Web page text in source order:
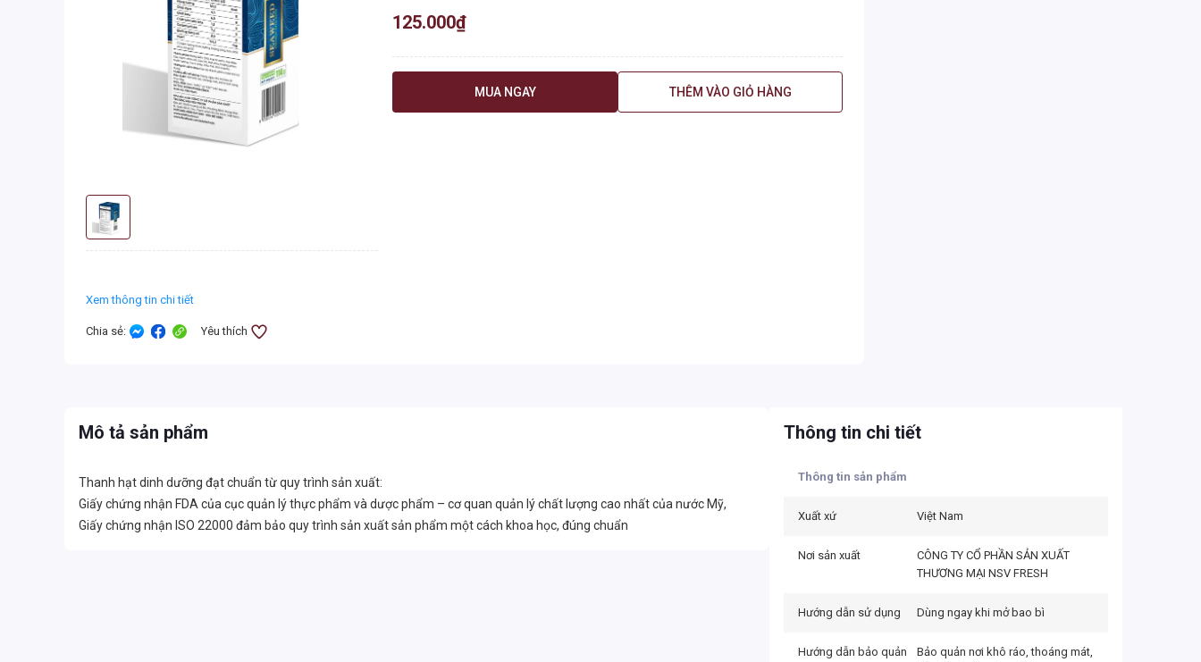
Xem thông tin chi tiết
Chia sẻ: Yêu thích
125.000₫
MUA NGAY THÊM VÀO GIỎ HÀNG
Mô tả sản phẩm
Thanh hạt dinh dưỡng đạt chuẩn từ quy trình sản xuất:
Giấy chứng nhận FDA của cục quản lý thực phẩm và dược phẩm – cơ quan quản lý chất lượng cao nhất của nước Mỹ,
Giấy chứng nhận ISO 22000 đảm bảo quy trình sản xuất sản phẩm một cách khoa học, đúng chuẩn
Thông tin chi tiết
Thông tin sản phẩm
Xuất xứ Việt Nam
Nơi sản xuất
CÔNG TY CỔ PHẦN SẢN XUẤT
THƯƠNG MẠI NSV FRESH
Hướng dẫn sử dụng Dùng ngay khi mở bao bì
Hướng dẫn bảo quản
Bảo quản nơi khô ráo, thoáng mát,